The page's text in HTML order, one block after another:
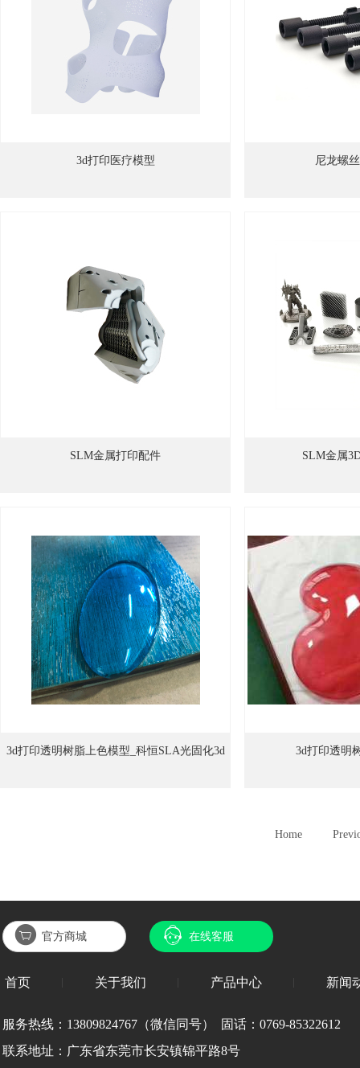
3d打印医疗模型 尼龙螺
SLM金属打印配件 SLM金属
3d打印透明树脂上色模型_科恒SLA光固化3d
3d打印透明
Home
首页 关于我们 产品中心 新闻
官方商城 在线客服
服务热线： 13809824767（微信同号） 固话：0769-85322612
联系地址：广东省东莞市长安镇锦平路8号